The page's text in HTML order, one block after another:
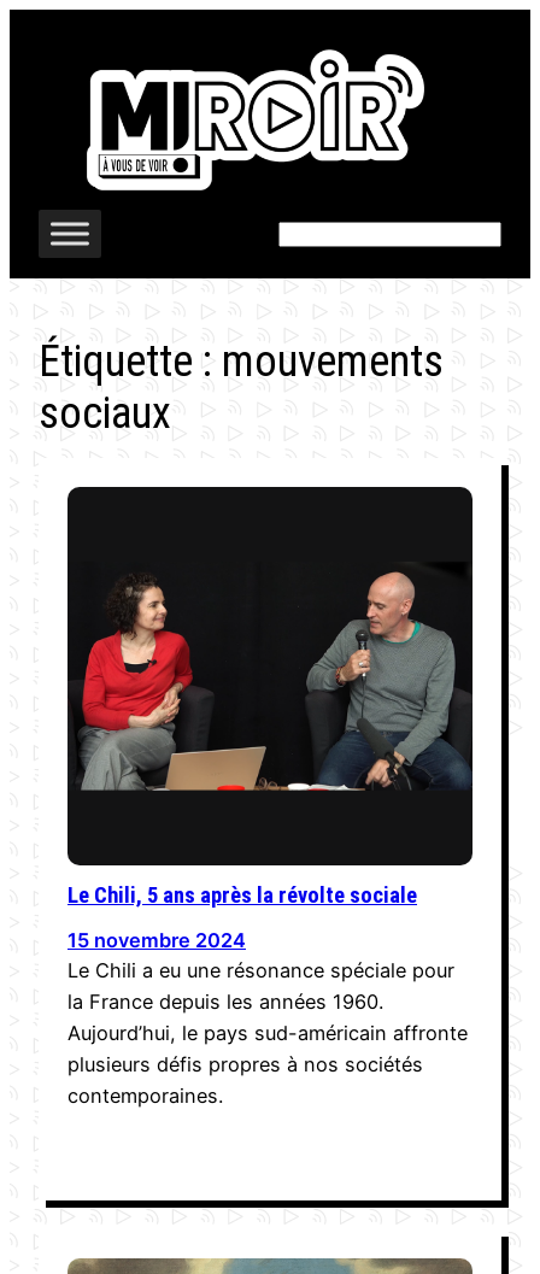
Étiquette : mouvements
sociaux
Le Chili, 5 ans après la révolte sociale
15 novembre 2024
Le Chili a eu une résonance spéciale pour
la France depuis les années 1960.
Aujourd’hui, le pays sud-américain affronte
plusieurs défis propres à nos sociétés
contemporaines.